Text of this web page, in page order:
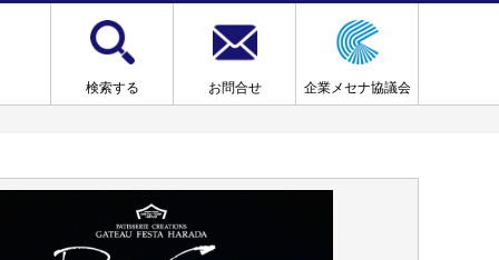
検索する お問合せ 企業メセナ協議会